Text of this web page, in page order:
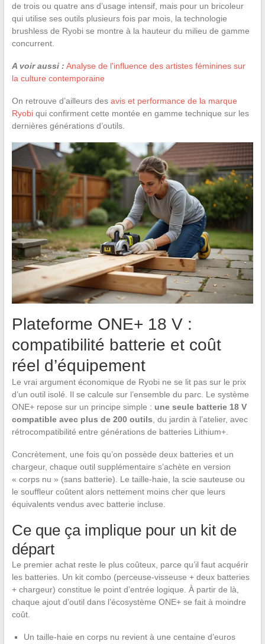
de trois ou quatre ans d’usage intensif, mais pour un bricoleur
qui utilise ses outils plusieurs fois par mois, la technologie
brushless de Ryobi se montre à la hauteur du milieu de gamme
concurrent.
A voir aussi : Analyse de l'influence des artistes féminines sur
la culture contemporaine
On retrouve d’ailleurs des avis et performance de la marque
Ryobiqui confirment cette montée en gamme technique sur les
dernières générations d’outils.
Plateforme ONE+ 18 V :
compatibilité batterie et coût
réel d’équipement
Le vrai argument économique de Ryobi ne se lit pas sur le prix
d’un outil isolé. Il se calcule sur l’ensemble du parc. Le système
ONE+ repose sur un principe simple : une seule batterie 18 V
compatible avec plus de 200 outils , du jardin à l’atelier, avec
rétrocompatibilité entre générations de batteries Lithium+.
Concrètement, une fois qu’on possède deux batteries et un
chargeur, chaque outil supplémentaire s’achète en version
« corps nu » (sans batterie). Le taille-haie, la scie sauteuse ou
le souffleur coûtent alors nettement moins cher que leurs
équivalents vendus avec batterie incluse.
Ce que ça implique pour un kit de
départ
Le premier achat reste le plus coûteux, parce qu’il faut acquérir
les batteries. Un kit combo (perceuse-visseuse + deux batteries
+ chargeur) constitue le point d’entrée logique. À partir de là,
chaque ajout d’outil dans l’écosystème ONE+ se fait à moindre
coût.
Un taille-haie en corps nu revient à une centaine d’euros